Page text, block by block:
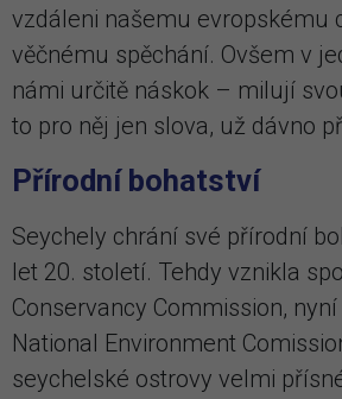
vzdáleni našemu evropskému
věčnému spěchání. Ovšem v
námi určitě náskok – milují
to pro něj jen slova, už dávno
Přírodní bohatství
Seychely chrání své přírodní
let 20. století. Tehdy vznikla
Conservancy Commission,
National Environment
seychelské ostrovy velmi